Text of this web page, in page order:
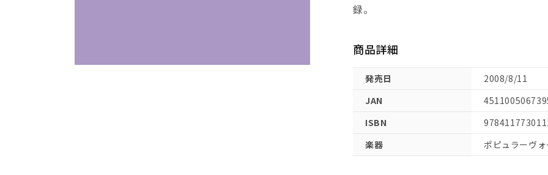
数
を
減
す
録。
商品詳細
発売日
2008/8/11
JAN
ISBN
楽器
ポピュラーヴ